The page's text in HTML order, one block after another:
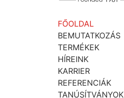
FŐOLDAL
BEMUTATKOZÁS
TERMÉKEK
HÍREINK
KARRIER
REFERENCIÁK
TANÚSÍTVÁNYOK